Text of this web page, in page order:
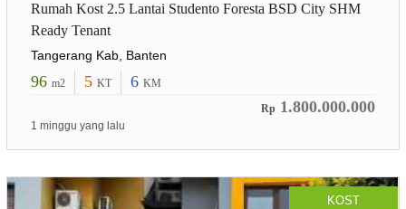
Rumah Kost 2.5 Lantai Studento Foresta BSD City SHM
Ready Tenant
Tangerang Kab, Banten
96 m2 5 KT 6 KM
Rp 1.800.000.000
1 minggu yang lalu
KOST